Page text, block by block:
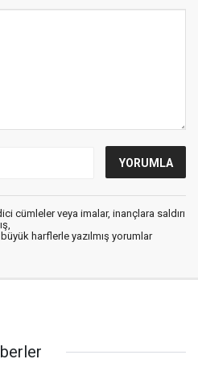
cümleler veya imalar, inançlara saldırı
harflerle yazılmış yorumlar